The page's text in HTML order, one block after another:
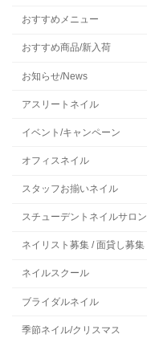
おすすめメニュー
おすすめ商品/新入荷
お知らせ/News
アスリートネイル
イベント/キャンペーン
オフィスネイル
スタッフお揃いネイル
スチューデントネイルサロン
ネイリスト募集 / 面貸し募集
ネイルスクール
ブライダルネイル
季節ネイル/クリスマス